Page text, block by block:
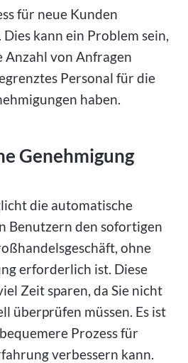
für neue Kunden
kann ein Problem sein,
Anzahl von Anfragen
Personal für die
haben.
Genehmigung
die automatische
Benutzern den sofortigen
ohne
erforderlich ist. Diese
Zeit sparen, da Sie nicht
überprüfen müssen. Es ist
Prozess für
verbessern kann.